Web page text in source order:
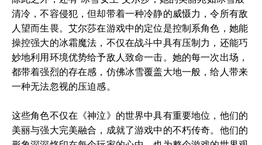
清冷，不容侵犯，但却带着一种冷静的威慑力，令所有敌
人望而生畏。艾尔莎在游戏中的定位是控制系角色，她能
操控强大的冰霜魔法，不仅在战斗中具有压制力，还能巧
妙地利用环境优势给予敌人致命一击。她的每一次出场，
都带着强烈的存在感，仿佛冰雪覆盖大地一般，给人带来
一种无法忽视的压迫感。
这些角色不仅在《神泣》的世界中具有重要地位，他们的
美丽与强大完美融合，成就了游戏中的不朽传奇。他们的